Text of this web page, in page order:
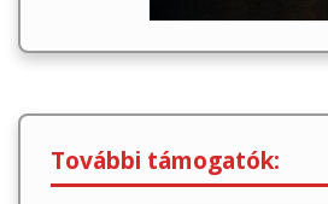
További támogatók: